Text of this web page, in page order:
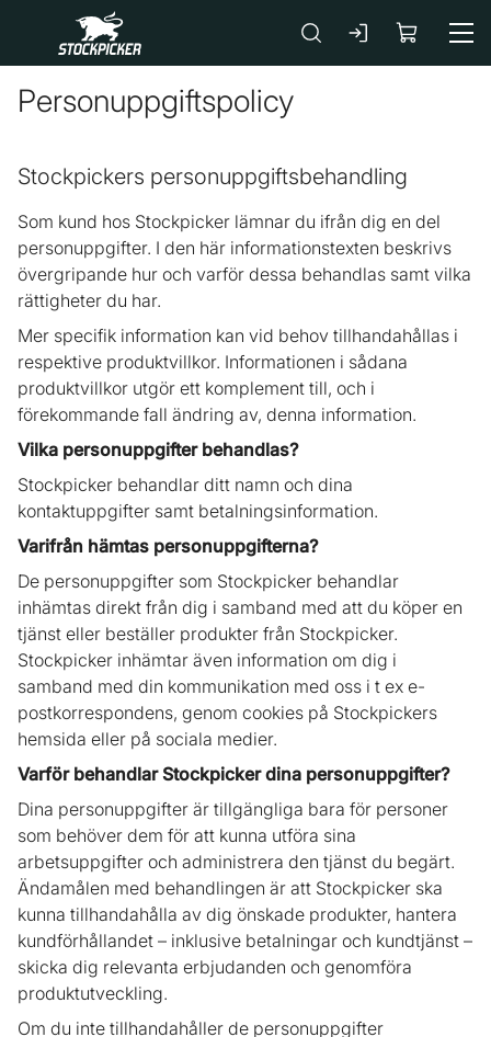
Gå till huvudinnehåll
Personuppgiftspolicy
Stockpickers personuppgiftsbehandling
Som kund hos Stockpicker lämnar du ifrån dig en del
personuppgifter. I den här informationstexten beskrivs
övergripande hur och varför dessa behandlas samt vilka
rättigheter du har.
Mer specifik information kan vid behov tillhandahållas i
respektive produktvillkor. Informationen i sådana
produktvillkor utgör ett komplement till, och i
förekommande fall ändring av, denna information.
Vilka personuppgifter behandlas?
Stockpicker behandlar ditt namn och dina
kontaktuppgifter samt betalningsinformation.
Varifrån hämtas personuppgifterna?
De personuppgifter som Stockpicker behandlar
inhämtas direkt från dig i samband med att du köper en
tjänst eller beställer produkter från Stockpicker.
Stockpicker inhämtar även information om dig i
samband med din kommunikation med oss i t ex e-
postkorrespondens, genom cookies på Stockpickers
hemsida eller på sociala medier.
Varför behandlar Stockpicker dina personuppgifter?
Dina personuppgifter är tillgängliga bara för personer
som behöver dem för att kunna utföra sina
arbetsuppgifter och administrera den tjänst du begärt.
Ändamålen med behandlingen är att Stockpicker ska
kunna tillhandahålla av dig önskade produkter, hantera
kundförhållandet – inklusive betalningar och kundtjänst –
skicka dig relevanta erbjudanden och genomföra
produktutveckling.
Om du inte tillhandahåller de personuppgifter